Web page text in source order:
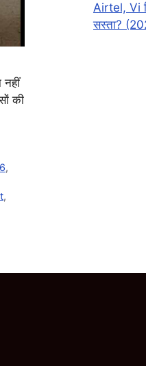
नहीं
की
,
,
Airtel, Vi
सस्ता?